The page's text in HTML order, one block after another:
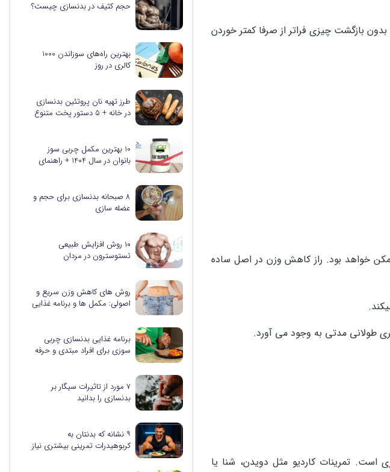
بازگشت چیزی فراتر از صرفا کمتر خوردن
خواهد بود. راز کاهش وزن در اصل ساده
طولانی مدتی به وجود می آورد.
است. تمرینات کاردیو مثل دویدن، شنا یا
حجم کثیف در بدنسازی چیست؟
بهترین راه‌های سوزاندن 1000
کالری در روز
طرز تهیه نان پروتئین بدنسازی
در خانه + 5 دستور پخت متنوع
10 بهترین مکمل چربی سوز
بانوان در سال 1404 + راهنمای
8 صبحانه بدنسازی برای حجم و
عضله سازی
۱۰ روش افزایش طبیعی
تستوسترون در مردان
روش های کاهش وزن سریع و
اصولی: مکمل ها و برنامه غذایی
برنامه غذایی بدنسازی چربی
سوزی برای افراد مبتدی و حرفه
۷ مورد از تاثیرات سیگار بر
بدنسازی را بدانید
۹ نشانه که بدنتان به
کربوهیدرات تمرینی بیشتری نیاز